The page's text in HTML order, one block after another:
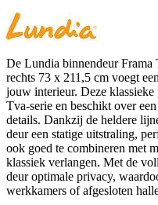
De Lundia binnendeur
rechts 73 x 211,5 cm voegt
jouw interieur. Deze klassieke
Tva-serie en beschikt over
details. Dankzij de heldere
deur een statige uitstraling,
ook goed te combineren met
klassiek verlangen. Met de
deur optimale privacy,
werkkamers of afgesloten